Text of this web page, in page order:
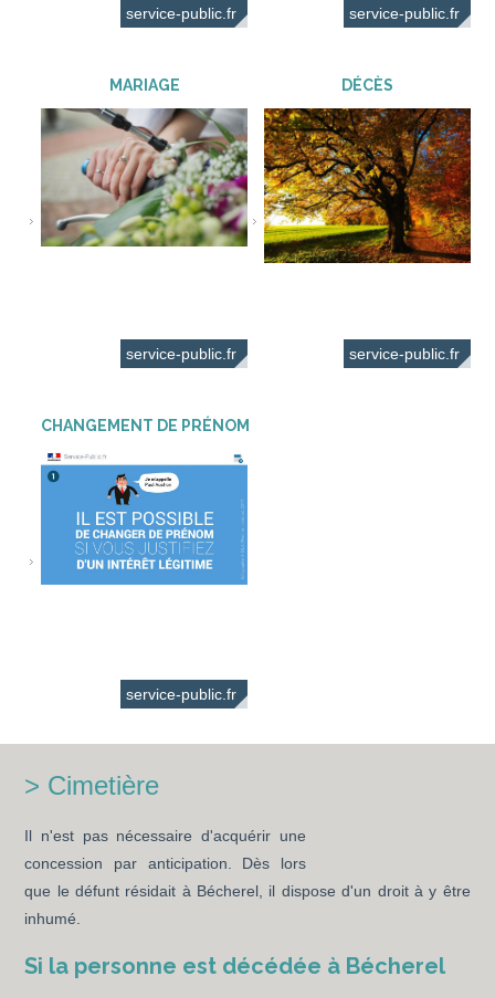
service-public.fr service-public.fr
MARIAGE
service-public.fr
DÉCÈS
service-public.fr
CHANGEMENT DE PRÉNOM
service-public.fr
Cimetière
Il n'est pas nécessaire d'acquérir une
concession par anticipation. Dès lors
que le défunt résidait à Bécherel, il dispose d'un droit à y être
inhumé.
Si la personne est décédée à Bécherel